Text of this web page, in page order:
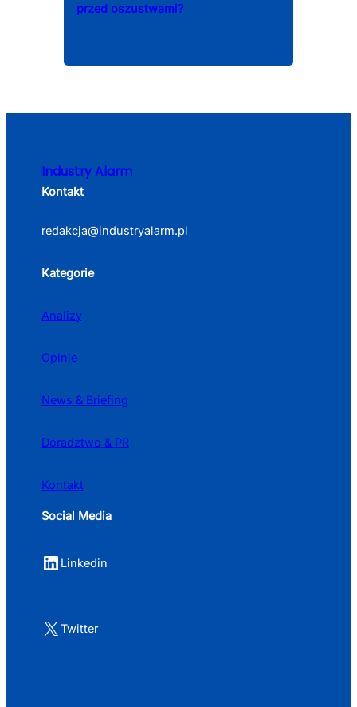
przed oszustwami?
Industry Alarm
Kontakt
redakcja@industryalarm.pl
Kategorie
Analizy
Opinie
News & Briefing
Doradztwo & PR
Kontakt
Social Media
LinkedIn Linkedin
X Twitter